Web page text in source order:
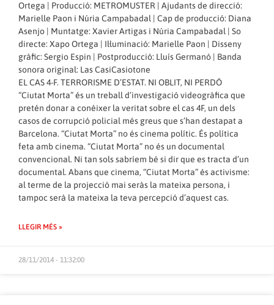
Ortega | Producció: METROMUSTER | Ajudants de direcció:
Marielle Paon i Núria Campabadal | Cap de producció: Diana
Asenjo | Muntatge: Xavier Artigas i Núria Campabadal | So
directe: Xapo Ortega | Il·luminació: Marielle Paon | Disseny
gràfic: Sergio Espin | Postproducció: Lluís Germanó | Banda
sonora original: Las CasiCasiotone
EL CAS 4-F. TERRORISME D’ESTAT. NI OBLIT, NI PERDÓ
“Ciutat Morta” és un treball d’investigació videogràfica que
pretén donar a conèixer la veritat sobre el cas 4F, un dels
casos de corrupció policial més greus que s’han destapat a
Barcelona. “Ciutat Morta” no és cinema polític. És política
feta amb cinema. “Ciutat Morta” no és un documental
convencional. Ni tan sols sabríem bé si dir que es tracta d’un
documental. Abans que cinema, “Ciutat Morta” és activisme:
al terme de la projecció mai seràs la mateixa persona, i
tampoc serà la mateixa la teva percepció d’aquest cas.
LLEGIR MÉS »
28/11/2014 - 11:32:00